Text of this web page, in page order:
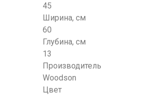
45
Ширина, см
60
Глубина, см
13
Производитель
Woodson
Цвет